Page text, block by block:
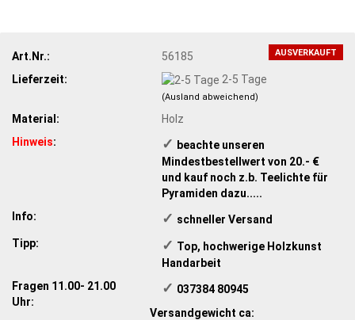
AUSVERKAUFT
Art.Nr.:
56185
Lieferzeit:
2-5 Tage
(Ausland abweichend)
Material:
Holz
Hinweis: ✓ ​ beachte unseren
Mindestbestellwert von 20.- €
und kauf noch z.b. Teelichte für
Pyramiden dazu.....
Info:
✓ schneller Versand
Tipp:
✓ ​Top, hochwerige Holzkunst
Handarbeit
Fragen 11.00- 21.00
Uhr:
✓ ​ 037384 80945
Versandgewicht ca: